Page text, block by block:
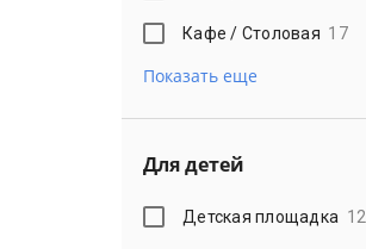
Кафе / Столовая 17
Показать еще
Для детей
Детская площадка 12